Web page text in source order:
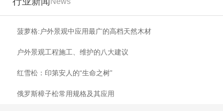
菠萝格:户外景观中应用最广的高档天然木材
户外景观工程施工、维护的八大建议
红雪松：印第安人的“生命之树”
俄罗斯樟子松常用规格及其应用